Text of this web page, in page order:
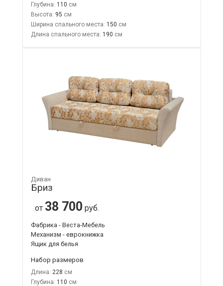
Глубина: 110
Высота: 95
Ширина спального места: 150
Длина спального места: 190
Диван
Бриз
от 38 700 руб.
Фабрика - Веста-Мебель
Механизм - еврокнижка
Ящик для белья
Набор размеров
Длина: 228
Глубина: 110